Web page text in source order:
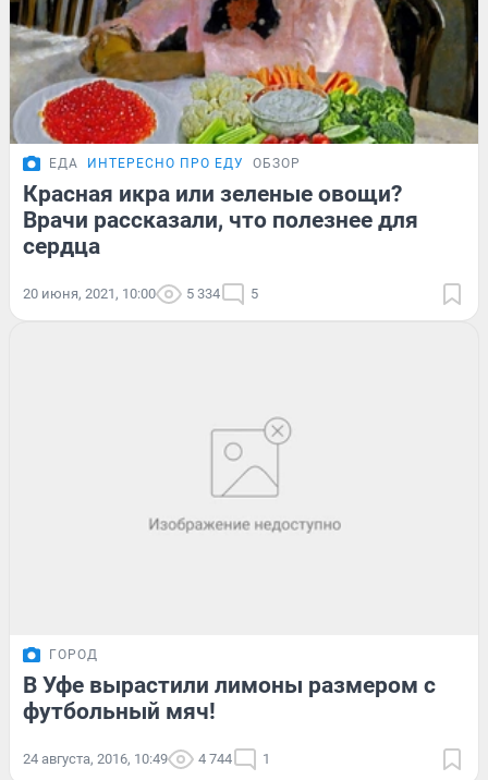
ЕДА ИНТЕРЕСНО ПРО ЕДУ ОБЗОР
Красная икра или зеленые овощи?
Врачи рассказали, что полезнее для
сердца
20 июня, 2021, 10:00 5 334 5
ГОРОД
В Уфе вырастили лимоны размером с
футбольный мяч!
24 августа, 2016, 10:49 4 744 1